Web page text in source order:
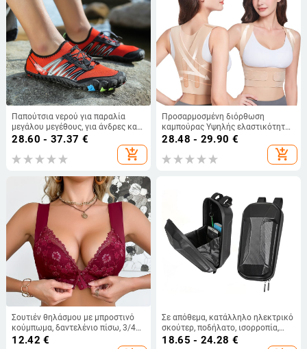
Παπούτσια νερού για παραλία
μεγάλου μεγέθους, για άνδρες και
γυναίκες, γρήγορο στέγνωμα,
τύπου barefoot, αντιολισθητικά,
αντικοπτικά
28.60 - 37.37 €
add_shopping_cart
Προσαρμοσμένη διόρθωση
καμπούρας Υψηλής ελαστικότητας
ίσιος ιμάντας πλάτης ανοιχτού
ώμου Ιμάντας ομορφιάς Ανοιχτού
ώμου Ιμάντας ομορφιάς
28.48 - 29.90 €
add_shopping_cart
Σουτιέν θηλάσμου με μπροστινό
κούμπωμα, δαντελένιο πίσω, 3/4
κούπες από αφρό, χωρίς
12.42 €
Σε απόθεμα, κατάλληλο ηλεκτρικό
σκούτερ, ποδήλατο, ισορροπία,
αυτοκίνητο, EVA, τσάντα κεφαλιού,
18.65 - 24.28 €